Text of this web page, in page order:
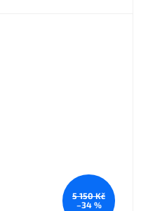
5 150 Kč
–34 %